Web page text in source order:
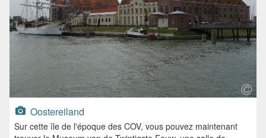
Oostereiland
Sur cette île de l'époque des COV, vous pouvez maintenant